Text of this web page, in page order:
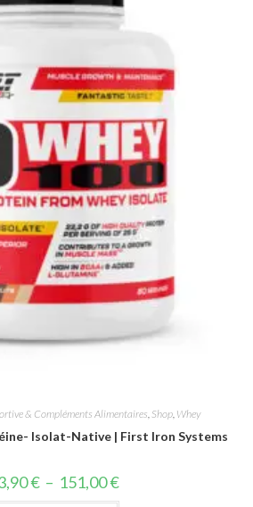
& Compléments Alimentaires Shop, Whey
Isolat-Native | First Iron Systems
€ – 151,00€